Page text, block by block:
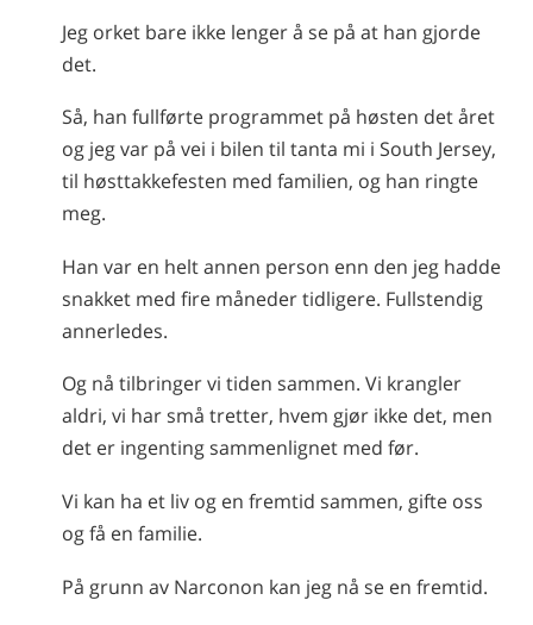
Jeg orket bare ikke lenger å se på at han gjorde
det.
Så, han fullførte programmet på høsten det året
og jeg var på vei i bilen til tanta mi i South Jersey,
til høsttakkefesten med familien, og han ringte
meg.
Han var en helt annen person enn den jeg hadde
snakket med fire måneder tidligere. Fullstendig
annerledes.
Og nå tilbringer vi tiden sammen. Vi krangler
aldri, vi har små tretter, hvem gjør ikke det, men
det er ingenting sammenlignet med før.
Vi kan ha et liv og en fremtid sammen, gifte oss
og få en familie.
På grunn av Narconon kan jeg nå se en fremtid.